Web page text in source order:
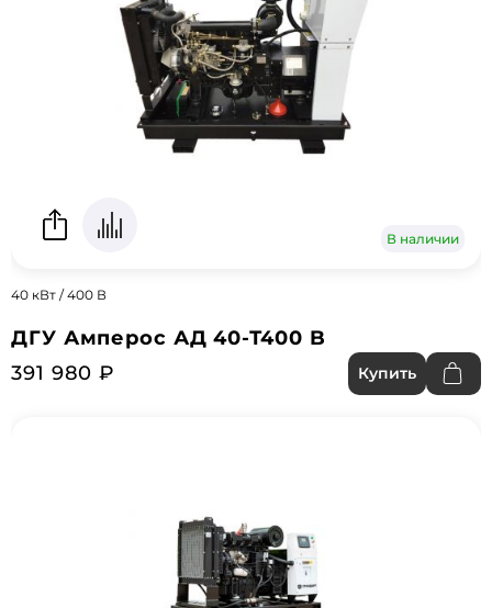
В наличии
40 кВт / 400 В
ДГУ Амперос АД 40-Т400 B
391 980 ₽
Купить